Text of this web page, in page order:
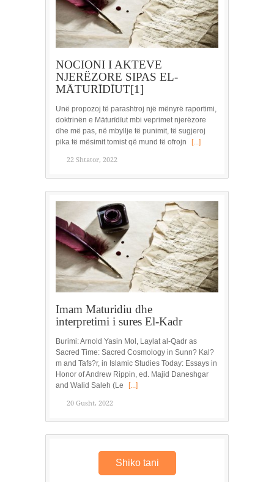
NOCIONI I AKTEVE
NJERËZORE SIPAS EL-
MĀTURĪDĪUT[1]
Unë propozoj të parashtroj një mënyrë raportimi,
doktrinën e Māturīdīut mbi veprimet njerëzore
dhe më pas, në mbyllje të punimit, të sugjeroj
pika të mësimit tomist që mund të ofrojn
[...]
22 Shtator, 2022
Imam Maturidiu dhe
interpretimi i sures El-Kadr
Burimi: Arnold Yasin Mol, Laylat al-Qadr as
Sacred Time: Sacred Cosmology in Sunn? Kal?
m and Tafs?r, in Islamic Studies Today: Essays in
Honor of Andrew Rippin, ed. Majid Daneshgar
and Walid Saleh (Le
[...]
20 Gusht, 2022
Shiko tani